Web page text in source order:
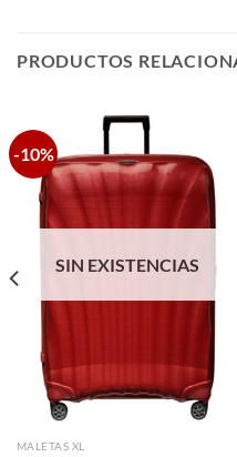
PRODUCTOS
-10%
SIN EXISTENCIAS
MALETAS XL